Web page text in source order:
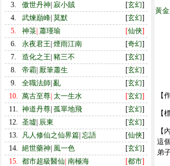
3.
傲世丹神 寂小賊 [玄幻]
4.
武煉巔峰 莫默 [玄幻]
5.
神箓 蕭瑾瑜 [仙俠]
6.
永夜君王 煙雨江南 [奇幻]
7.
造化之王 豬三不 [玄幻]
8.
帝霸 厭筆蕭生 [玄幻]
9.
全職法師 亂 [玄幻]
10. 萬古至尊 太一生水 [玄幻]
11. 神道丹尊 孤單地飛 [玄幻]
12. 圣墟 辰東 [玄幻]
13.
凡人修仙之仙界篇 忘語 [仙俠]
14. 絕世藥神 風一色 [玄幻]
15. 都市超級醫仙 南極海 [都市]
黃
【
【
【
這
弟